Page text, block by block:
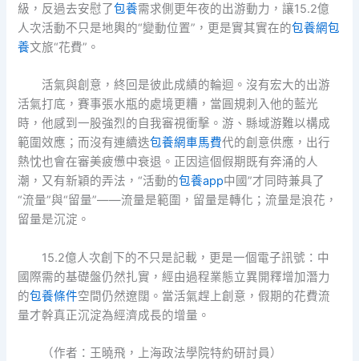
級，反過去安慰了包養需求側更年夜的出游動力，讓15.2億
人次活動不只是地輿的“變動位置”，更是實其實在的包養網包
養文旅“花費”。
活氣與創意，終回是彼此成績的輪迴。沒有宏大的出游
活氣打底，賽事張水瓶的處境更糟，當圓規刺入他的藍光
時，他感到一股強烈的自我審視衝擊。游、縣域游難以構成
範圍效應；而沒有連續迭包養網車馬費代的創意供應，出行
熱忱也會在審美疲憊中衰退。正因這個假期既有奔涌的人
潮，又有新穎的弄法，“活動的包養app中國”才同時兼具了
“流量”與“留量”——流量是範圍，留量是轉化；流量是浪花，
留量是沉淀。
15.2億人次創下的不只是記載，更是一個電子訊號：中
國際需的基礎盤仍然扎實，經由過程業態立異開釋增加潛力
的包養條件空間仍然遼闊。當活氣趕上創意，假期的花費流
量才幹真正沉淀為經濟成長的增量。
（作者：王曉飛，上海政法學院特約研討員）